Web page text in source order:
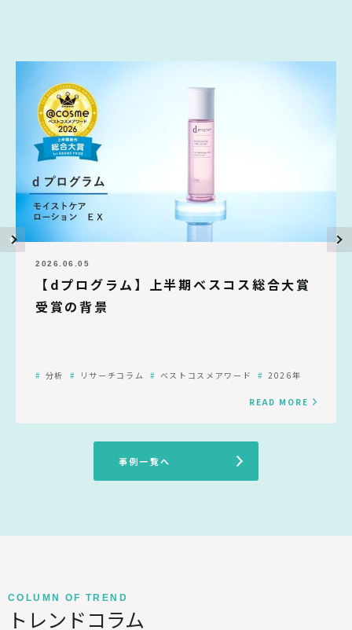
2026.06.05
【dプログラム】上半期ベスコス総合大賞
受賞の背景
分析 リサーチコラム ベストコスメアワード 2026年
READ MORE
事例一覧へ
COLUMN OF TREND
トレンドコラム